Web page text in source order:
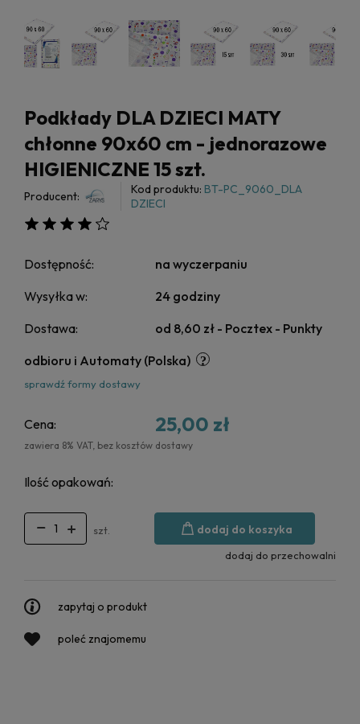
Podkłady DLA DZIECI MATY
chłonne 90x60 cm - jednorazowe
HIGIENICZNE 15 szt.
Producent: Kod produktu: BT-PC_9060_DLA
DZIECI
Dostępność:
na wyczerpaniu
Wysyłka w:
24 godziny
Dostawa:
od 8,60 zł - Pocztex - Punkty
odbioru i Automaty (Polska)
sprawdź formy dostawy
Cena: 25,00 zł
zawiera 8% VAT, bez kosztów dostawy
Ilość opakowań:
szt. dodaj do koszyka
dodaj do przechowalni
zapytaj o produkt
poleć znajomemu